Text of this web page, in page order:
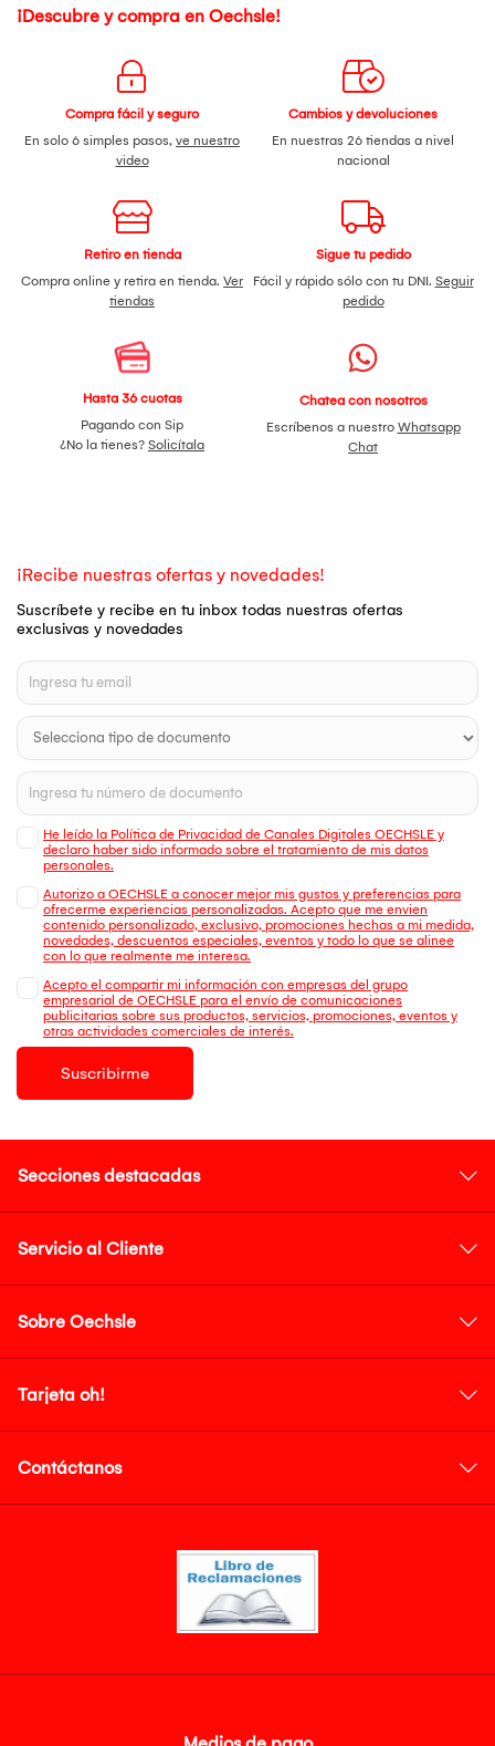
¡Descubre y compra en Oechsle!
Compra fácil y seguro
En solo 6 simples pasos, ve nuestro
video
Cambios y devoluciones
En nuestras 26 tiendas a nivel
nacional
Retiro en tienda
Compra online y retira en tienda. Ver
tiendas
Sigue tu pedido
Fácil y rápido sólo con tu DNI. Seguir
pedido
Hasta 36 cuotas
Pagando con Sip
¿No la tienes? Solicítala
Chatea con nosotros
Escríbenos a nuestro Whatsapp
Chat
¡Recibe nuestras ofertas y novedades!
Suscríbete y recibe en tu inbox todas nuestras ofertas
exclusivas y novedades
He leído la Política de Privacidad de Canales Digitales OECHSLE y
declaro haber sido informado sobre el tratamiento de mis datos
personales.
Autorizo a OECHSLE a conocer mejor mis gustos y preferencias para
ofrecerme experiencias personalizadas. Acepto que me envien
contenido personalizado, exclusivo, promociones hechas a mi medida,
novedades, descuentos especiales, eventos y todo lo que se alinee
con lo que realmente me interesa.
Acepto el compartir mi información con empresas del grupo
empresarial de OECHSLE para el envío de comunicaciones
publicitarias sobre sus productos, servicios, promociones, eventos y
otras actividades comerciales de interés.
Suscribirme
Secciones destacadas
Servicio al Cliente
Sobre Oechsle
Tarjeta oh!
Contáctanos